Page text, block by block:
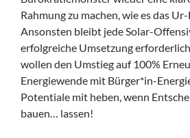
Rahmung zu machen, wie es das
Ansonsten bleibt jede Solar-
erfolgreiche Umsetzung
wollen den Umstieg auf 100%
Energiewende mit Bürger*in-
Potentiale mit heben, wenn
bauen… lassen!